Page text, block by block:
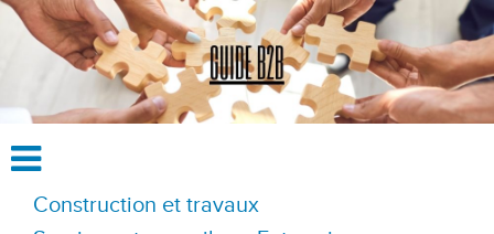
Construction et travaux